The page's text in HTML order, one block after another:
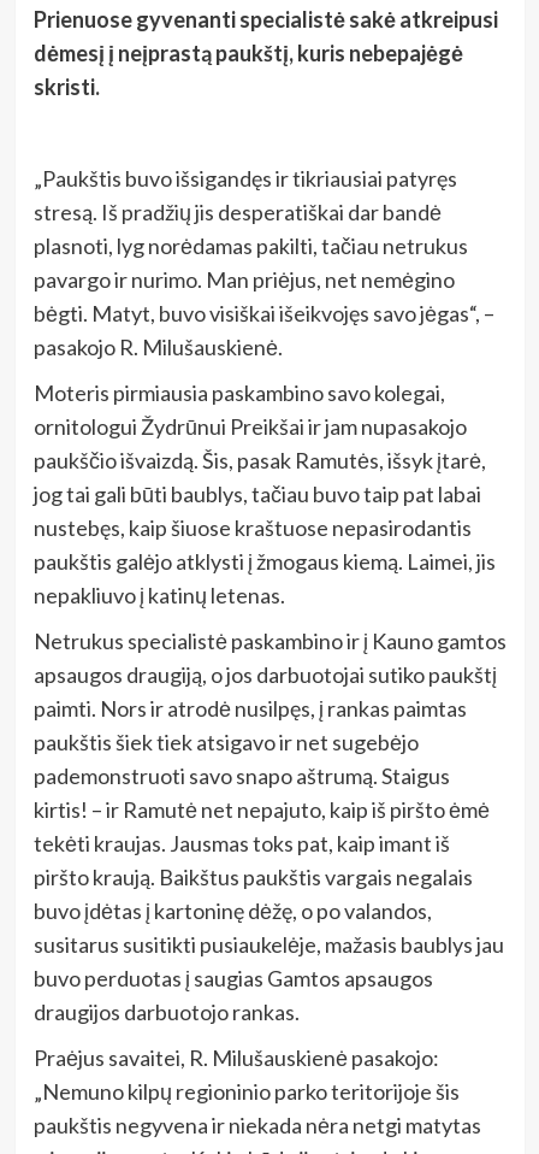
Prienuose gyvenanti specialistė sakė atkreipusi
dėmesį į neįprastą paukštį, kuris nebepajėgė
skristi.
„Paukštis buvo išsigandęs ir tikriausiai patyręs
stresą. Iš pradžių jis desperatiškai dar bandė
plasnoti, lyg norėdamas pakilti, tačiau netrukus
pavargo ir nurimo. Man priėjus, net nemėgino
bėgti. Matyt, buvo visiškai išeikvojęs savo jėgas“, –
pasakojo R. Milušauskienė.
Moteris pirmiausia paskambino savo kolegai,
ornitologui Žydrūnui Preikšai ir jam nupasakojo
paukščio išvaizdą. Šis, pasak Ramutės, išsyk įtarė,
jog tai gali būti baublys, tačiau buvo taip pat labai
nustebęs, kaip šiuose kraštuose nepasirodantis
paukštis galėjo atklysti į žmogaus kiemą. Laimei, jis
nepakliuvo į katinų letenas.
Netrukus specialistė paskambino ir į Kauno gamtos
apsaugos draugiją, o jos darbuotojai sutiko paukštį
paimti. Nors ir atrodė nusilpęs, į rankas paimtas
paukštis šiek tiek atsigavo ir net sugebėjo
pademonstruoti savo snapo aštrumą. Staigus
kirtis! – ir Ramutė net nepajuto, kaip iš piršto ėmė
tekėti kraujas. Jausmas toks pat, kaip imant iš
piršto kraują. Baikštus paukštis vargais negalais
buvo įdėtas į kartoninę dėžę, o po valandos,
susitarus susitikti pusiaukelėje, mažasis baublys jau
buvo perduotas į saugias Gamtos apsaugos
draugijos darbuotojo rankas.
Praėjus savaitei, R. Milušauskienė pasakojo:
„Nemuno kilpų regioninio parko teritorijoje šis
paukštis negyvena ir niekada nėra netgi matytas